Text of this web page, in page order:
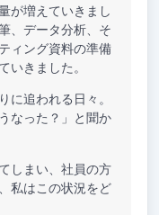
が増えていきまし
、データ分析、そ
ィング資料の準備
いきました。
に追われる日々。
なった？」と聞か
しまい、社員の方
私はこの状況をど